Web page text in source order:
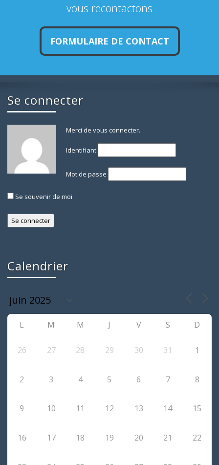
vous recontactons
FORMULAIRE DE CONTACT
Se connecter
Merci de vous connecter.
Identifiant
Mot de passe
Se souvenir de moi
Calendrier
L M M J V S D
26 27 28 29 30 31 1
2 3 4 5 6 7 8
9 10 11 12 13 14 15
16 17 18 19 20 21 22